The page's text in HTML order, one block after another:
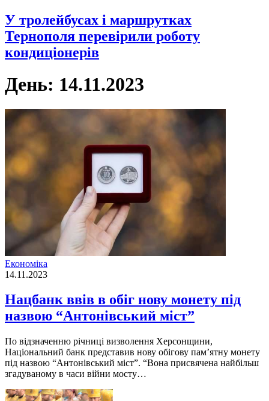
У тролейбусах і маршрутках
Тернополя перевірили роботу
кондиціонерів
День: 14.11.2023
Економіка
14.11.2023
Нацбанк ввів в обіг нову монету під
назвою “Антонівський міст”
По відзначенню річниці визволення Херсонщини,
Національний банк представив нову обігову пам’ятну монету
під назвою “Антонівський міст”. “Вона присвячена найбільш
згадуваному в часи війни мосту…